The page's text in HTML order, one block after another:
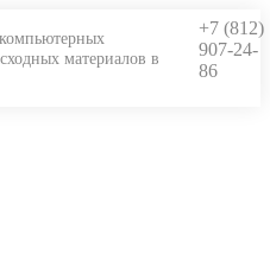
материалов в
+7 (812)
907-24-
86